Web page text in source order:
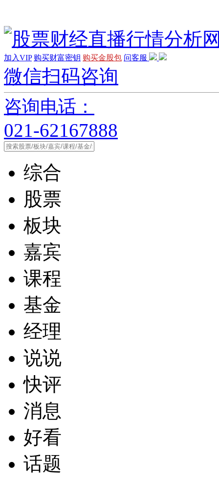
加入VIP 购买财富密钥 购买金股包 问客服
微信扫码咨询
咨询电话：
021-62167888
综合
股票
板块
嘉宾
课程
基金
经理
说说
快评
消息
好看
话题